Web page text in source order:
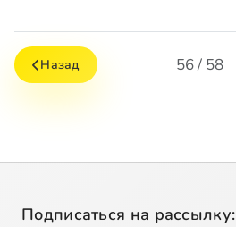
Назад 56 / 58
Подписаться на рассылку: